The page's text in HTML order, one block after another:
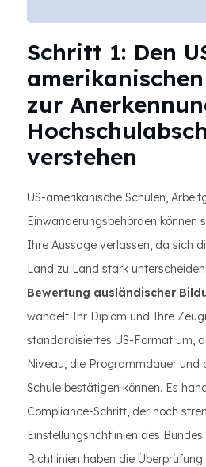
Schritt 1: Den
amerikanischen
zur
verstehen
US-amerikanische Schulen,
Einwanderungsbehörden können
Ihre Aussage verlassen, da sich
Land zu Land stark
Bewertung ausländischer
wandelt Ihr Diplom und Ihre
standardisiertes US-Format um,
Niveau, die Programmdauer und
Schule bestätigen können. Es
Compliance-Schritt, der noch
Einstellungsrichtlinien des
Richtlinien haben die